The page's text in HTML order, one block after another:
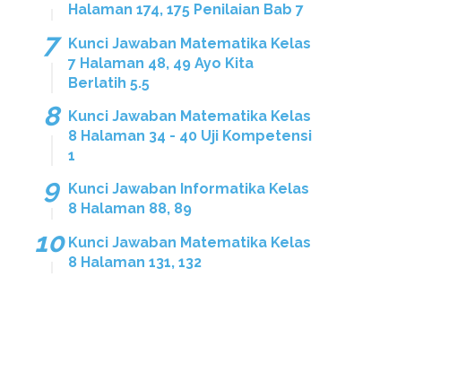
Halaman 174, 175 Penilaian Bab 7
Kunci Jawaban Matematika Kelas
7 Halaman 48, 49 Ayo Kita
Berlatih 5.5
Kunci Jawaban Matematika Kelas
8 Halaman 34 - 40 Uji Kompetensi
1
Kunci Jawaban Informatika Kelas
8 Halaman 88, 89
Kunci Jawaban Matematika Kelas
8 Halaman 131, 132